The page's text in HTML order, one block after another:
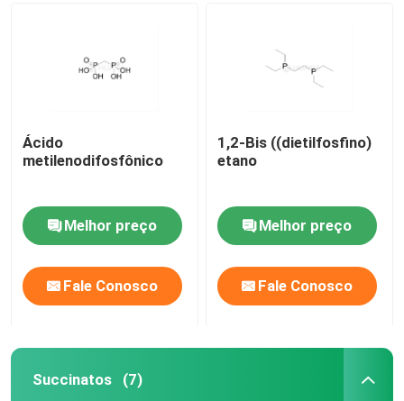
Ácido
metilenodifosfônico
Melhor preço
Fale Conosco
1,2-Bis ((dietilfosfino)
etano
Melhor preço
Fale Conosco
Succinatos (7)